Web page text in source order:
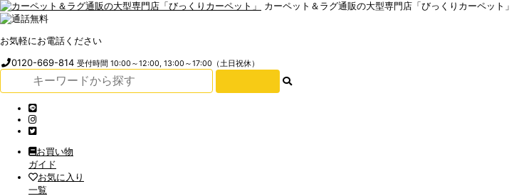
カーペット＆ラグ通販の大型専門店「びっくりカーペット」
お気軽にお電話ください
0120-669-814受付時間 10:00～12:00, 13:00～17:00（土日祝休）
お買い物
ガイド
お気に入り
一覧